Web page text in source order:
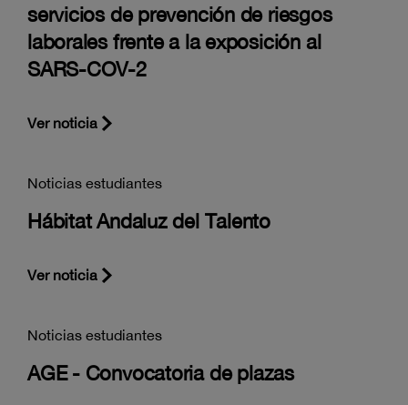
servicios de prevención de riesgos
laborales frente a la exposición al
SARS-COV-2
Ver noticia
Noticias estudiantes
Hábitat Andaluz del Talento
Ver noticia
Noticias estudiantes
AGE - Convocatoria de plazas